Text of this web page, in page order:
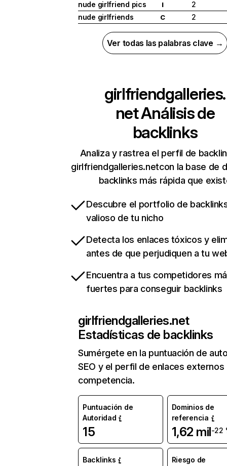
nude girlfriend pics
I
2
nude girlfriends
C 2
Ver todas las palabras clave →
girlfriendgalleries.
netAnálisis de
backlinks
Analiza y rastrea el perfil de
girlfriendgalleries.netcon la base de
backlinks más rápida que
Descubre el portfolio de
valioso de tu nicho
Detecta los enlaces tóxicos y
antes de que perjudiquen a tu
Encuentra a tus competidores
fuertes para conseguir backlinks
girlfriendgalleries.net
Estadísticas de backlinks
Sumérgete en la puntuación de
SEO y el perfil de enlaces externos
competencia.
Puntuación de
Autoridad
15
Dominios de
referencia
1,62 mil-22
Backlinks Riesgo de